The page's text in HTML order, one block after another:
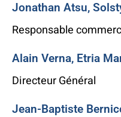
Jonathan Atsu,
Responsable
Alain Verna, Etria
Directeur Général
Jean-Baptiste